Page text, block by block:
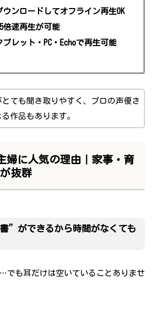
ウンロードしてオフライン再生OK
速再生が可能
ブレット・PC・Echoで再生可能
とても聞き取りやすく、プロの声優さ
作品もあります。
婦に人気の理由｜家事・育
抜群
”ができるから時間がなくても
でも耳だけは空いていることありませ